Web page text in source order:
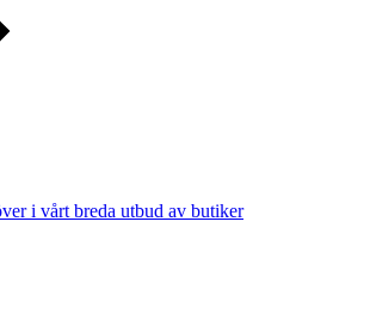
i vårt breda utbud av butiker